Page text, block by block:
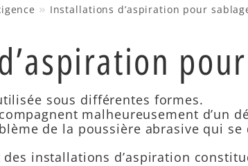
» Installations d’aspiration pour
sous différentes formes.
malheureusement
de la poussière abrasive qui
installations d’aspiration